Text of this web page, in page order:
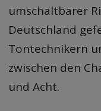
umschaltbarer
Deutschland
Tontechnikern
zwischen den
und Acht.